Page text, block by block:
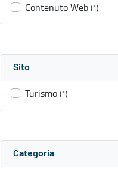
Contenuto Web (1)
Sito
Turismo (1)
Categoria